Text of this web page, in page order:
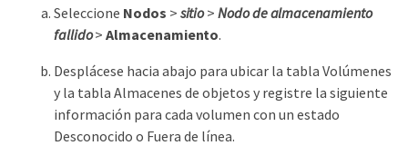
Seleccione Nodos > sitio>Nodo de almacenamiento
fallido>Almacenamiento.
Desplácese hacia abajo para ubicar la tabla Volúmenes
y la tabla Almacenes de objetos y registre la siguiente
información para cada volumen con un estado
Desconocido o Fuera de línea.